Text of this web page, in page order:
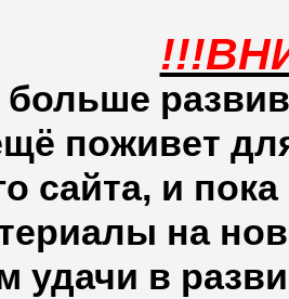
больше
поживет
сайта, и
на
удачи в